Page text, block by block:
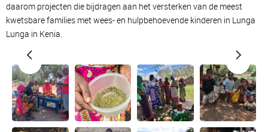
daarom projecten die bijdragen aan het versterken van de meest
kwetsbare families met wees- en hulpbehoevende kinderen in Lunga
Lunga in Kenia.